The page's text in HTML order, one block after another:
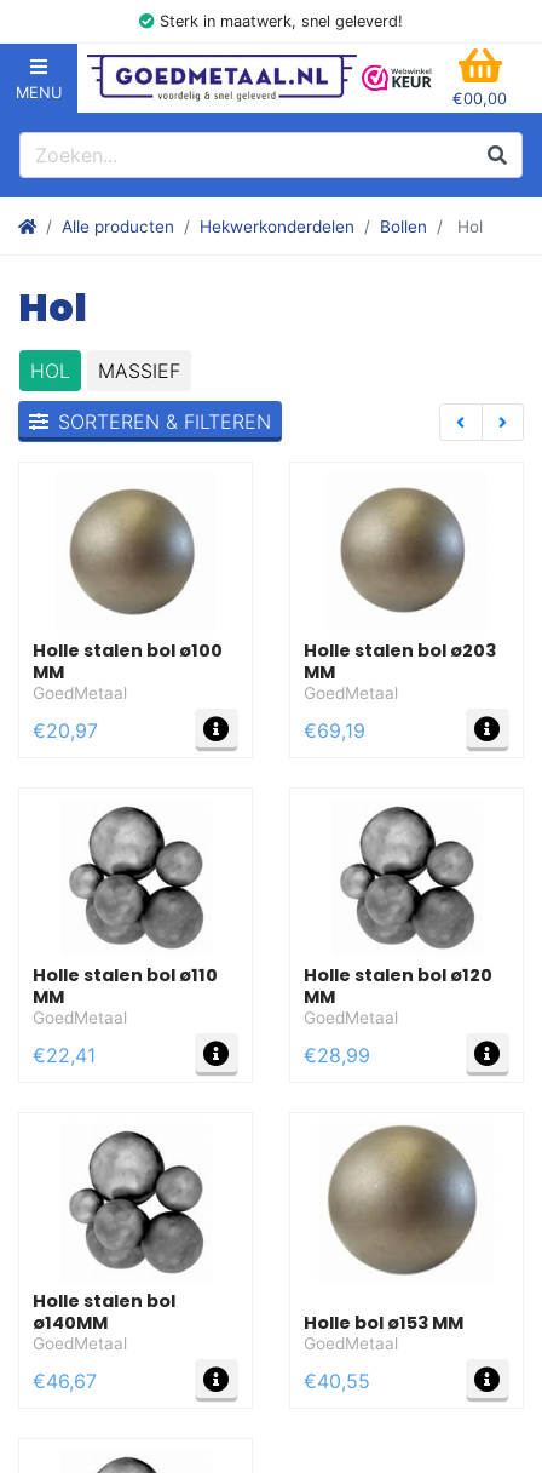
Sterk in maatwerk, snel geleverd!
MENU
GOEDMETAAL.NL
€00,00
Zoeken
Zoek
Stalen kokers, hoekstaal, Balk, Buizen Plat, Strippen, Plaat en
Alle producten Hekwerkonderdelen Bollen Hol
Hol
HOL MASSIEF
SORTEREN & FILTEREN
Holle stalen bol ø100
MM
GoedMetaal
€20,97 MEER INFO
Holle stalen bol ø203
MM
GoedMetaal
€69,19
Holle stalen bol ø110
MM
GoedMetaal
€22,41 MEER INFO
Holle stalen bol ø120
MM
GoedMetaal
€28,99
Holle stalen bol
ø140MM
GoedMetaal
€46,67 MEER INFO
Holle bol ø153 MM
GoedMetaal
€40,55